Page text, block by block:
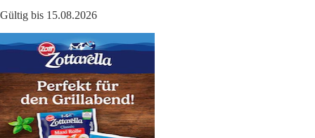
Gültig bis 15.08.2026